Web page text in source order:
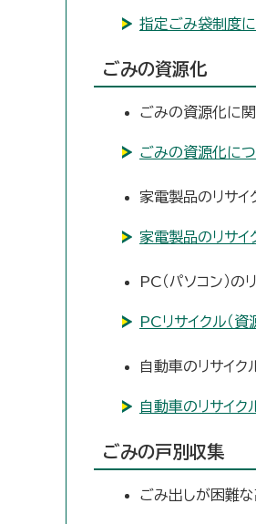
指定ごみ袋制度
ごみの資源化
ごみの資源化に
ごみの資源化に
家電製品のリサイ
家電製品のリサイ
PC（パソコン）
PCリサイクル（
自動車のリサイク
自動車のリサイク
ごみの戸別収集
ごみ出しが困難